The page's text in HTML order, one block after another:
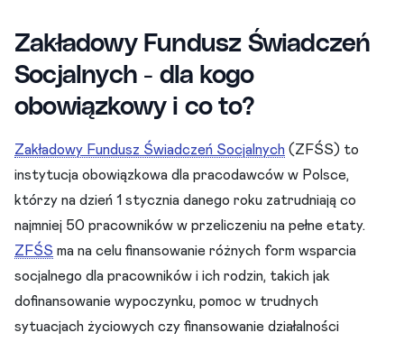
Zakładowy Fundusz Świadczeń
Socjalnych - dla kogo
obowiązkowy i co to?
Zakładowy Fundusz Świadczeń Socjalnych (ZFŚS) to
instytucja obowiązkowa dla pracodawców w Polsce,
którzy na dzień 1 stycznia danego roku zatrudniają co
najmniej 50 pracowników w przeliczeniu na pełne etaty.
ZFŚS ma na celu finansowanie różnych form wsparcia
socjalnego dla pracowników i ich rodzin, takich jak
dofinansowanie wypoczynku, pomoc w trudnych
sytuacjach życiowych czy finansowanie działalności